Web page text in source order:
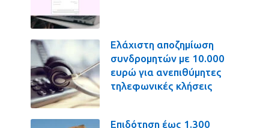
Ελάχιστη αποζημίωση
συνδρομητών με 10.000
ευρώ για ανεπιθύμητες
τηλεφωνικές κλήσεις
Επιδότηση έως 1.300